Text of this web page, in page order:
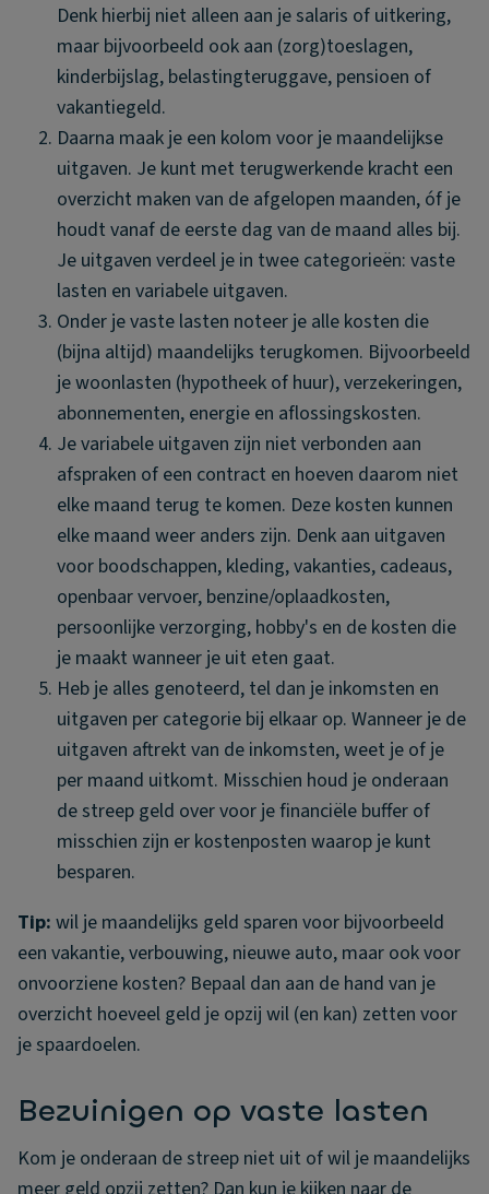
Denk hierbij niet alleen aan je salaris of uitkering,
maar bijvoorbeeld ook aan (zorg)toeslagen,
kinderbijslag, belastingteruggave, pensioen of
vakantiegeld.
Daarna maak je een kolom voor je maandelijkse
uitgaven. Je kunt met terugwerkende kracht een
overzicht maken van de afgelopen maanden, óf je
houdt vanaf de eerste dag van de maand alles bij.
Je uitgaven verdeel je in twee categorieën: vaste
lasten en variabele uitgaven.
Onder je vaste lasten noteer je alle kosten die
(bijna altijd) maandelijks terugkomen. Bijvoorbeeld
je woonlasten (hypotheek of huur), verzekeringen,
abonnementen, energie en aflossingskosten.
Je variabele uitgaven zijn niet verbonden aan
afspraken of een contract en hoeven daarom niet
elke maand terug te komen. Deze kosten kunnen
elke maand weer anders zijn. Denk aan uitgaven
voor boodschappen, kleding, vakanties, cadeaus,
openbaar vervoer, benzine/oplaadkosten,
persoonlijke verzorging, hobby's en de kosten die
je maakt wanneer je uit eten gaat.
Heb je alles genoteerd, tel dan je inkomsten en
uitgaven per categorie bij elkaar op. Wanneer je de
uitgaven aftrekt van de inkomsten, weet je of je
per maand uitkomt. Misschien houd je onderaan
de streep geld over voor je financiële buffer of
misschien zijn er kostenposten waarop je kunt
besparen.
Tip: wil je maandelijks geld sparen voor bijvoorbeeld
een vakantie, verbouwing, nieuwe auto, maar ook voor
onvoorziene kosten? Bepaal dan aan de hand van je
overzicht hoeveel geld je opzij wil (en kan) zetten voor
je spaardoelen.
Bezuinigen op vaste lasten
Kom je onderaan de streep niet uit of wil je maandelijks